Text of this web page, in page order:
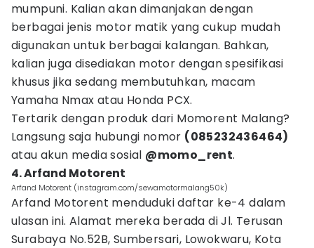
mumpuni. Kalian akan dimanjakan dengan
berbagai jenis motor matik yang cukup mudah
digunakan untuk berbagai kalangan. Bahkan,
kalian juga disediakan motor dengan spesifikasi
khusus jika sedang membutuhkan, macam
Yamaha Nmax atau Honda PCX.
Tertarik dengan produk dari Momorent Malang?
Langsung saja hubungi nomor (085232436464)
atau akun media sosial @momo_rent.
4. Arfand Motorent
Arfand Motorent (instagram.com/sewamotormalang50k)
Arfand Motorent menduduki daftar ke-4 dalam
ulasan ini. Alamat mereka berada di Jl. Terusan
Surabaya No.52B, Sumbersari, Lowokwaru, Kota